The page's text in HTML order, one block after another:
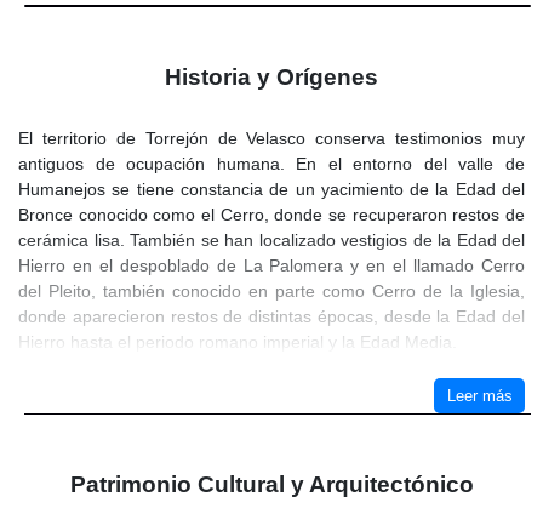
Historia y Orígenes
El territorio de Torrejón de Velasco conserva testimonios muy
antiguos de ocupación humana. En el entorno del valle de
Humanejos se tiene constancia de un yacimiento de la Edad del
Bronce conocido como el Cerro, donde se recuperaron restos de
cerámica lisa. También se han localizado vestigios de la Edad del
Hierro en el despoblado de La Palomera y en el llamado Cerro
del Pleito, también conocido en parte como Cerro de la Iglesia,
donde aparecieron restos de distintas épocas, desde la Edad del
Hierro hasta el periodo romano imperial y la Edad Media.
La presencia romana queda documentada en varios puntos del
término, especialmente por hallazgos de cerámica común y de
Estos restos indican que el territorio formaba parte de un paisaje
Leer más
Patrimonio Cultural y Arquitectónico